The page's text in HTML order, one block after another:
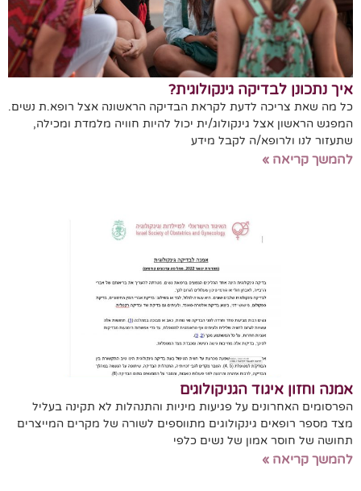
איך נתכונן לבדיקה גינקולוגית?
כל מה שאת צריכה לדעת לקראת הבדיקה הראשונה אצל רופא.ת נשים.
המפגש הראשון אצל גינקולוג/ית יכול להיות חוויה מלמדת ומכילה,
שתעזור לנו ולרופא/ה לקבל מידע
להמשך קריאה »
אמנה וחזון איגוד הגניקולוגים
הפרסומים האחרונים על פגיעות מיניות והתנהלות לא תקינה בעליל
מצד מספר רופאים גינקולוגים מתווספים לשורה של מקרים המייצרים
תחושה של חוסר אמון של נשים כלפי
להמשך קריאה »